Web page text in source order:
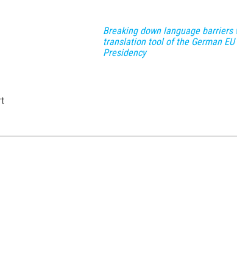
Breaking down language barriers
translation tool of the German EU
Presidency